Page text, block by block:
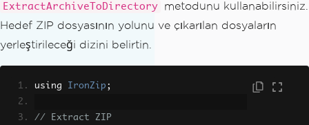
ExtractArchiveToDirectory
metodunu kullanabilirsiniz.
Hedef ZIP dosyasının yolunu ve çıkarılan dosyaların
yerleştirileceği dizini belirtin.
using IronZip ;
// Extract ZIP